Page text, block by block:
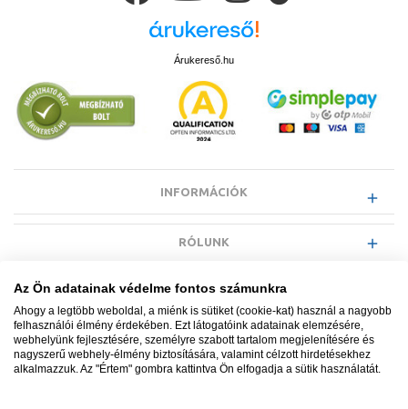
Árukereső.hu
INFORMÁCIÓK
RÓLUNK
EGYÉB INFORMÁCIÓK
VÁSÁRLÓI INFORMÁCIÓK
Az Ön adatainak védelme fontos számunkra
Ahogy a legtöbb weboldal, a miénk is sütiket (cookie-kat) használ a nagyobb
felhasználói élmény érdekében. Ezt látogatóink adatainak elemzésére,
webhelyünk fejlesztésére, személyre szabott tartalom megjelenítésére és
nagyszerű webhely-élmény biztosítására, valamint célzott hirdetésekhez
alkalmazzuk. Az "Értem" gombra kattintva Ön elfogadja a sütik használatát.